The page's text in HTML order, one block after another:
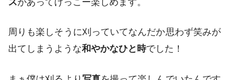
周りも楽しそうに刈っていてなんだか思わず笑みが
出てしまうような和やかなひと時でした ！